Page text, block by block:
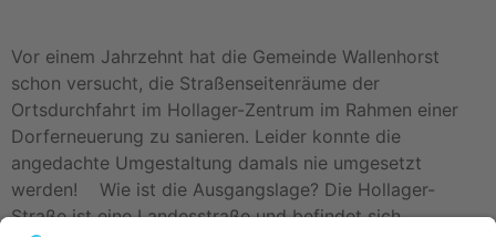
Vor einem Jahrzehnt hat die Gemeinde Wallenhorst
schon versucht, die Straßenseitenräume der
Ortsdurchfahrt im Hollager-Zentrum im Rahmen einer
Dorferneuerung zu sanieren. Leider konnte die
angedachte Umgestaltung damals nie umgesetzt
werden! Wie ist die Ausgangslage? Die Hollager-
Straße ist eine Landesstraße und befindet sich